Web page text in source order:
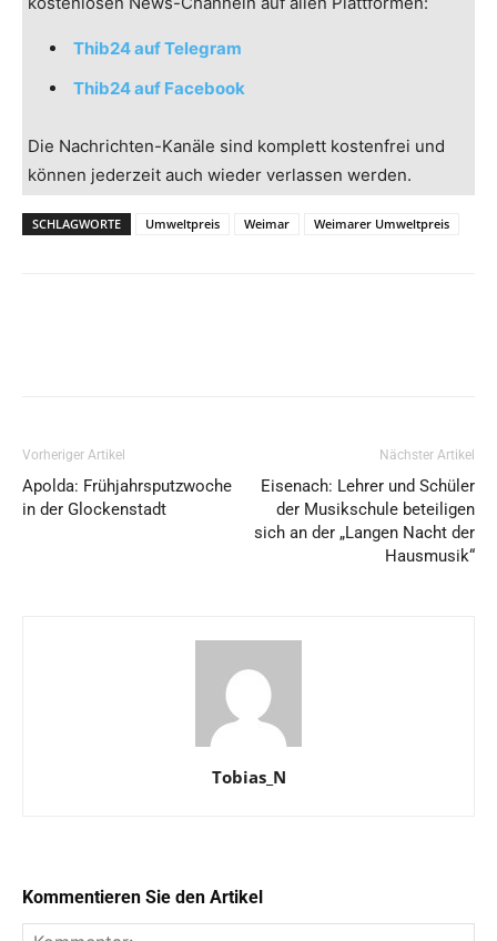
Thib24 auf Telegram
Thib24 auf Facebook
Die Nachrichten-Kanäle sind komplett kostenfrei und
können jederzeit auch wieder verlassen werden.
SCHLAGWORTE Umweltpreis Weimar Weimarer Umweltpreis
Vorheriger Artikel
Apolda: Frühjahrsputzwoche
in der Glockenstadt
Nächster Artikel
Eisenach: Lehrer und Schüler
der Musikschule beteiligen
sich an der „Langen Nacht der
Hausmusik“
Tobias_N
Kommentieren Sie den Artikel